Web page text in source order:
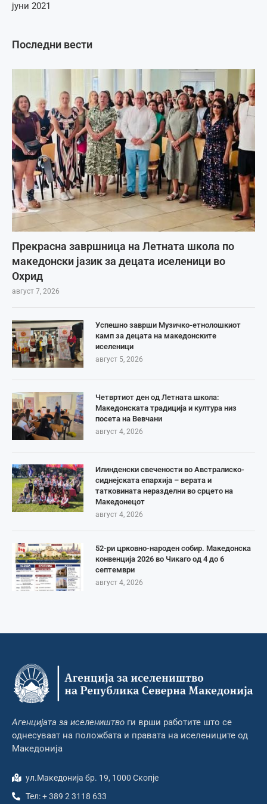
Последни вести
Прекрасна завршница на Летната школа по
македонски јазик за децата иселеници во
Охрид
август 7, 2026
Успешно заврши Музичко-етнолошкиот
камп за децата на македонските
иселеници
август 5, 2026
Четвртиот ден од Летната школа:
Македонската традиција и култура низ
посета на Вевчани
август 4, 2026
Илинденски свечености во Австралиско-
сиднејската епархија – верата и
татковината неразделни во срцето на
Македонецот
август 4, 2026
52-ри црковно-народен собир. Македонска
конвенција 2026 во Чикаго од 4 до 6
септември
август 4, 2026
јуни 2021
Агенцијата за иселеништво ги врши работите што се
однесуваат на положбата и правата на иселениците од
Македонија
ул.Македонија бр. 19, 1000 Скопје
Тел: + 389 2 3118 633